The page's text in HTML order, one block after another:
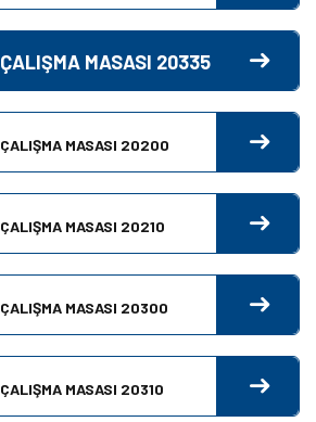
ÇALIŞMA MASASI 20335
ÇALIŞMA MASASI 20200
ÇALIŞMA MASASI 20210
ÇALIŞMA MASASI 20300
ÇALIŞMA MASASI 20310